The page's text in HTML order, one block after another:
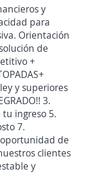
y
para
Orientación
de
+
y superiores
3.
ingreso 5.
7.
de
clientes
y